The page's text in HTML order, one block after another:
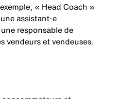
« Head Coach »
assistant·e
responsable de
vendeurs et vendeuses.